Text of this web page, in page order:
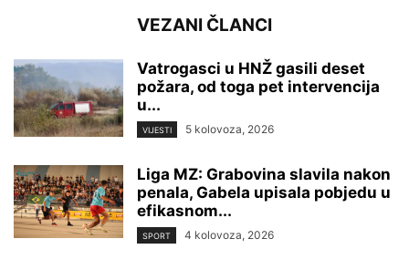
VEZANI ČLANCI
Vatrogasci u HNŽ gasili deset
požara, od toga pet intervencija
u...
VIJESTI 5 kolovoza, 2026
Liga MZ: Grabovina slavila nakon
penala, Gabela upisala pobjedu u
efikasnom...
SPORT 4 kolovoza, 2026